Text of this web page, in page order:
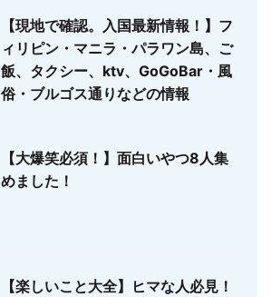
【現地で確認。入国最新情報！】フ
ィリピン・マニラ・パラワン島、ご
飯、タクシー、ktv、GoGoBar・風
俗・ブルゴス通りなどの情報
【大爆笑必須！】面白いやつ8人集
めました！
【楽しいこと大全】ヒマな人必見！